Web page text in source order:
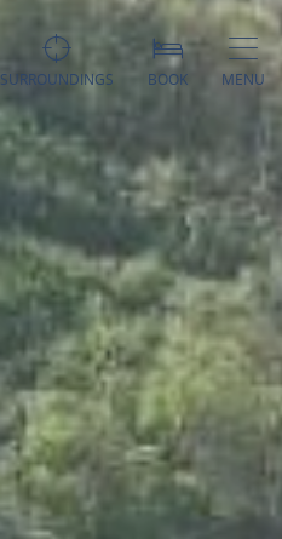
SURROUNDINGS BOOK MENU